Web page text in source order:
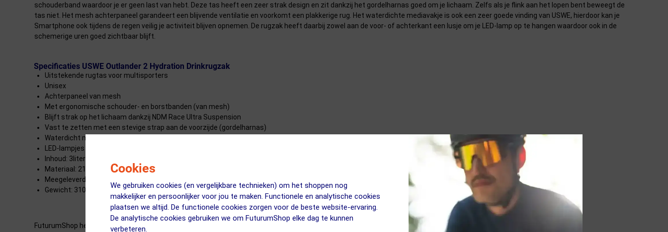
Cookies
We gebruiken cookies (en vergelijkbare technieken) om het shoppen nog
makkelijker en persoonlijker voor jou te maken. Functionele en analytische cookies
plaatsen we altijd. De functionele cookies zorgen voor de beste website-ervaring.
De analytische cookies gebruiken we om FuturumShop elke dag te kunnen
verbeteren.
schouderband waardoor je er geen last van hebt. Deze tas heeft een zeer strak design en zit dankzij het gordelharnas goed om je lichaam. Zelfs als je flink aan het lopen bent beweegt de
tas niet. Het mesh achterpaneel garandeert een blijvende ventilatie en voorkomt een plakkerige rug. Het waterdichte mediavakje is ook een zeer goede vinding van USWE, hierdoor kan je
Smartphone ook tijdens de regen veilig je activiteit blijven opnemen. De rugzak heeft daarbij zowel aan de voor- of achterkant een lusje om je LED-lamp op te hangen waardoor ook in de
schemerige uren goed zichtbaar blijft.
Specificaties USWE Outlander 2 Hydration Drinkrugzak
Uitstekende rugtas voor multisporters
Unisex
Achterpaneel van mesh
Met ergonomische schouder- en borstbanden (van mesh)
Blijft strak op het lichaam dankzij NDM Race Ultra Suspension
Vast te zetten met een stevige strap aan de voorzijde (gordelharnas)
Waterdicht mediavakje
LED-lampjes kunnen voor- en achter worden opgehangen
Inhoud: 3liter
Materiaal: 210D nylon
Meegeleverd: 1.5 liter drinkzak
Gewicht: 310 gram (Zonder waterzak)
FuturumShop heeft het meest uitgebreide assortiment nu op voorraad! Altijd GRATIS bezorging & retourneren.